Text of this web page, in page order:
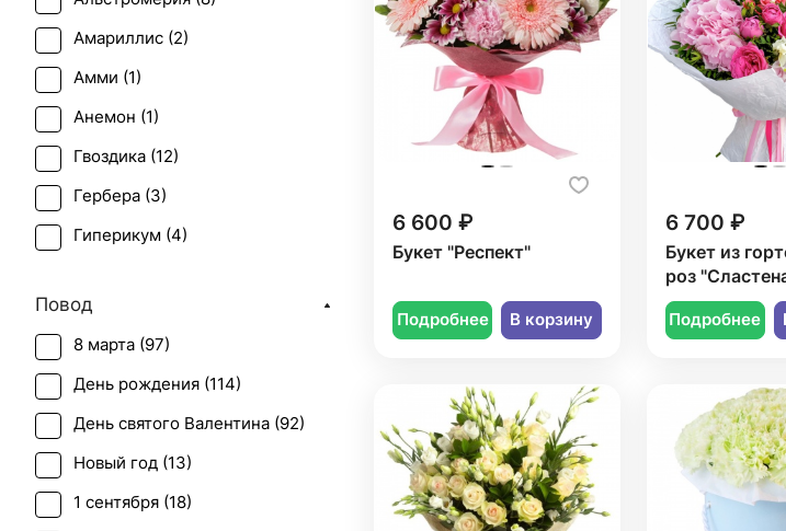
6 600 ₽
Букет "Респект"
Подробнее В корзину
6 700 ₽
Букет из
роз
Подробнее
Амариллис (2)
Амми (1)
Анемон (1)
Гвоздика (12)
Гербера (3)
Гиперикум (4)
Гладиолус (
Гортензия ( 6
Ирис (1)
Леукоспермум (1)
Лилия ( 2)
Лимониум (1)
Повод
8 марта (97)
День рождения (114)
День святого Валентина (92)
Новый год (13)
1 сентября (18)